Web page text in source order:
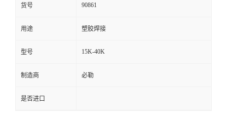
货号 90861
用途 塑胶焊接
型号 15K-40K
制造商 必勒
是否进口